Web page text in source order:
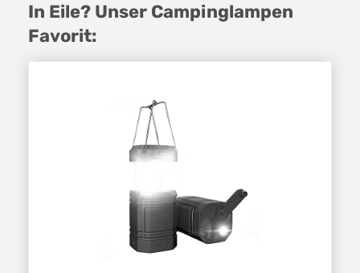
In Eile? Unser Campinglampen
Favorit: